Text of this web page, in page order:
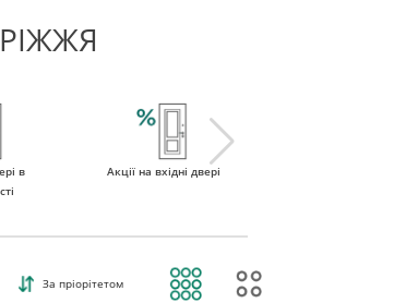
в
Акції на вхідні двері
За пріорітетом